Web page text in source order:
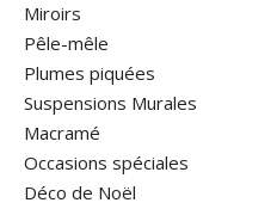
Miroirs
Pêle-mêle
Plumes piquées
Suspensions Murales
Macramé
Occasions spéciales
Déco de Noël